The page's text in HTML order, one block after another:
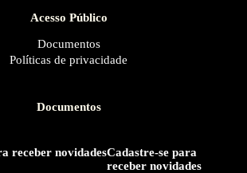
Acesso Público
Documentos
Políticas de privacidade
Documentos
Cadastre-se para
receber novidades